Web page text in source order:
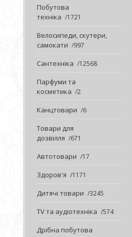
Побутова
техніка
1721
Велосипеди, скутери,
самокати
997
Сантехніка 12568
Парфуми та
косметика
2
Канцтовари 6
Товари для
дозвілля
671
Автотовари 17
Здоров'я 1171
Дитячі товари 3245
TV та аудіотехніка 574
Дрібна побутова